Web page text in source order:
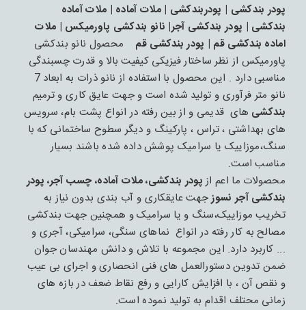
پودر بندکشی | پودربندکشی | ملات آماده | ملات آماده
بندکشی | پودر بندکشی آجر| نانو بندکشی پاورمیکس | ملات
اماده بندکشی قم | پودر بندکشی قم
محصول نانو بندکشی
پاورمیکس از نظر ساختار فیزیکی کیفیت بالا و قدرت چسبندگی
مناسبی دارد . این محصول با استفاده از نانو ذرات به ابعاد 7
نانو متر فرآوری و تولید شده است و جهت عایق کاری و ترمیم
بندکشی های قدیمی و از بین رفته در انواع پشت بام، سرویس
های بهداشتی ، تراس ، پارکینگ و دیگر سطوح ساختمانی که با
سنگ،موزاییک یا سرامیک پوشش داده شده باشند بسیار
مناسب است.
محصولات ما اعم از پودر بندکشی، ملات آماده، چسب آجر، پودر
بندکشی آجر نسوزجهت عایقکاری و آب بندی بدون نیاز به
تخریب موزاییک،سنگ و یا سرامیک و همچنین جهت بندکشی
مصالح به کار رفته در انواع نماهای سنگی، سرامیکی، آجری و
... کاربرد دارد. این مجموعه با تلاش و دانش مهندسان جوان
ضمن تدوین دستورالعمل های فنی انحصاری و اجرای بی عیب
و نقص آن ، با افزایش کارایی و رفع نقاط ضعف در بازه های
زمانی محتلف اقدام به تولید نموده است.